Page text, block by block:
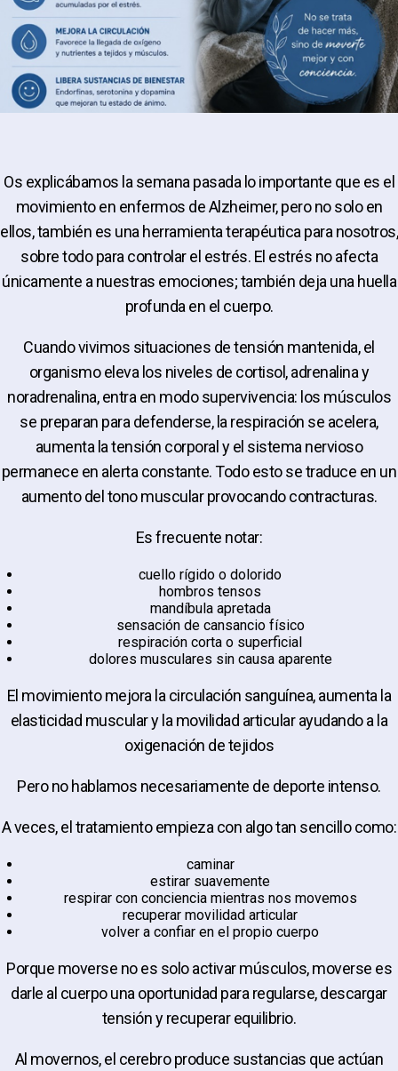
Os explicábamos la semana pasada lo importante que es el
movimiento en enfermos de Alzheimer, pero no solo en
ellos, también es una herramienta terapéutica para nosotros,
sobre todo para controlar el estrés. El estrés no afecta
únicamente a nuestras emociones; también deja una huella
profunda en el cuerpo.
Cuando vivimos situaciones de tensión mantenida, el
organismo eleva los niveles de cortisol, adrenalina y
noradrenalina, entra en modo supervivencia: los músculos
se preparan para defenderse, la respiración se acelera,
aumenta la tensión corporal y el sistema nervioso
permanece en alerta constante. Todo esto se traduce en un
aumento del tono muscular provocando contracturas.
Es frecuente notar:
cuello rígido o dolorido
hombros tensos
mandíbula apretada
sensación de cansancio físico
respiración corta o superficial
dolores musculares sin causa aparente
El movimiento mejora la circulación sanguínea, aumenta la
elasticidad muscular y la movilidad articular ayudando a la
oxigenación de tejidos
Pero no hablamos necesariamente de deporte intenso.
A veces, el tratamiento empieza con algo tan sencillo como:
caminar
estirar suavemente
respirar con conciencia mientras nos movemos
recuperar movilidad articular
volver a confiar en el propio cuerpo
Porque moverse no es solo activar músculos, moverse es
darle al cuerpo una oportunidad para regularse, descargar
tensión y recuperar equilibrio.
Al movernos, el cerebro produce sustancias que actúan